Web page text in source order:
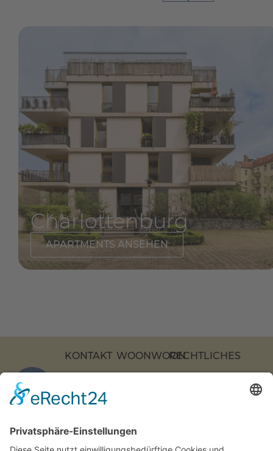
APARTMENTS ANSEHEN
Charlottenburg
KONTAKT
KOCHSTRASSE 2
7, 10969 B
+49 (0)
WOONWOON
KONTAKT
RECHTLICHES
EINSTELLUNGEN